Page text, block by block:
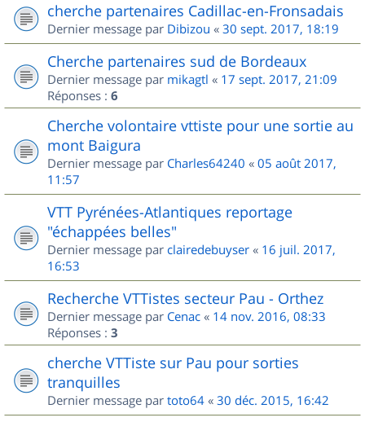
cherche partenaires Cadillac-en-Fronsadais
Dernier message par Dibizou « 30 sept. 2017, 18:19
Cherche partenaires sud de Bordeaux
Dernier message par mikagtl « 17 sept. 2017, 21:09
Réponses : 6
Cherche volontaire vttiste pour une sortie au
mont Baigura
Dernier message par Charles64240 « 05 août 2017,
11:57
VTT Pyrénées-Atlantiques reportage
"échappées belles"
Dernier message par clairedebuyser « 16 juil. 2017,
16:53
Recherche VTTistes secteur Pau - Orthez
Dernier message par Cenac « 14 nov. 2016, 08:33
Réponses : 3
cherche VTTiste sur Pau pour sorties
tranquilles
Dernier message par toto64 « 30 déc. 2015, 16:42